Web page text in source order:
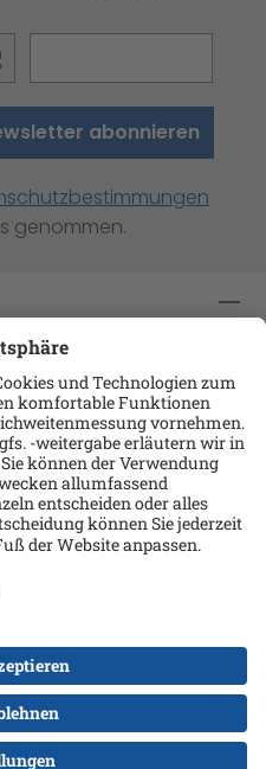
abonnieren
genommen.
Kontakt
Mehrwertsteuer zzgl.
wenn